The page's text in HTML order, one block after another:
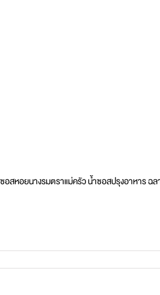
สหอยนางรมตราแม่ครัว น้ำซอสปรุงอาหาร ฉ